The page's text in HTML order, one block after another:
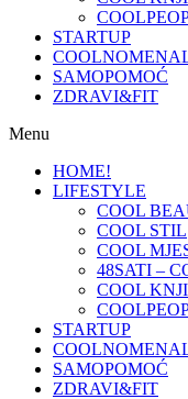
STARTUP
SAMOPOMOĆ
ZDRAVI&FIT
Menu
HOME!
LIFESTYLE
COOL
COOL STIL
COOL
48SATI –
COOL
STARTUP
SAMOPOMOĆ
ZDRAVI&FIT